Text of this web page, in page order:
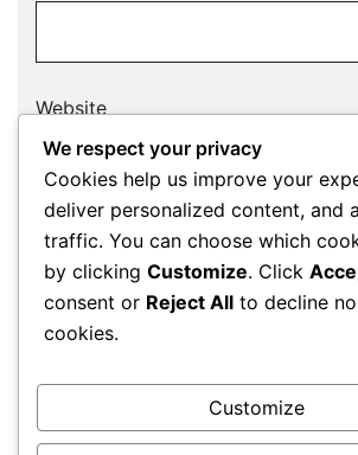
Website
Save my name, email, and
browser for the next time I
We respect your privacy
Cookies help us improve your
deliver personalized content, and
traffic. You can choose which
by clicking Customize. Click
consent or Reject All to decline
cookies.
Customize